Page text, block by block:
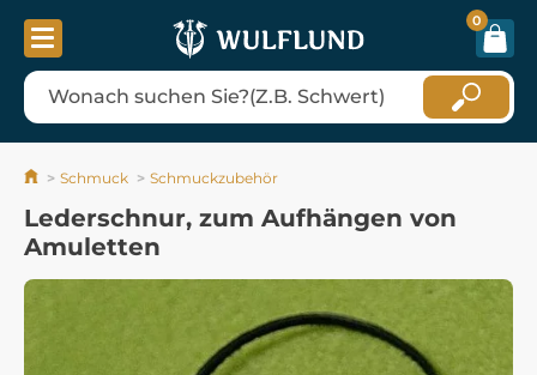
0
Schmuck Schmuckzubehör
Lederschnur, zum Aufhängen von
Amuletten